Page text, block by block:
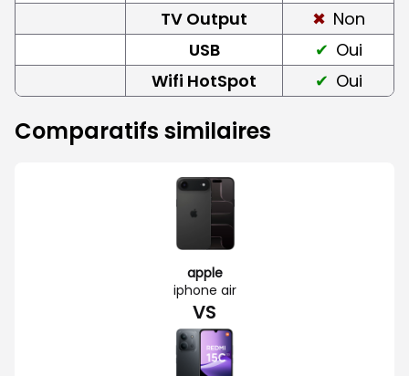
TV Output
Non
USB
Oui
Wifi HotSpot
Oui
Comparatifs similaires
apple
iphone air
VS